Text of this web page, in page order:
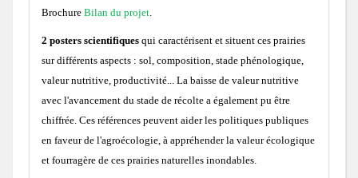
Brochure Bilan du projet.
2 posters scientifiques qui caractérisent et situent ces prairies
sur différents aspects : sol, composition, stade phénologique,
valeur nutritive, productivité... La baisse de valeur nutritive
avec l'avancement du stade de récolte a également pu être
chiffrée. Ces références peuvent aider les politiques publiques
en faveur de l'agroécologie, à appréhender la valeur écologique
et fourragère de ces prairies naturelles inondables.